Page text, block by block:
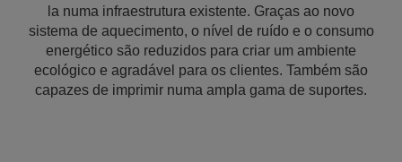
la numa infraestrutura existente. Graças ao novo
sistema de aquecimento, o nível de ruído e o consumo
energético são reduzidos para criar um ambiente
ecológico e agradável para os clientes. Também são
capazes de imprimir numa ampla gama de suportes.